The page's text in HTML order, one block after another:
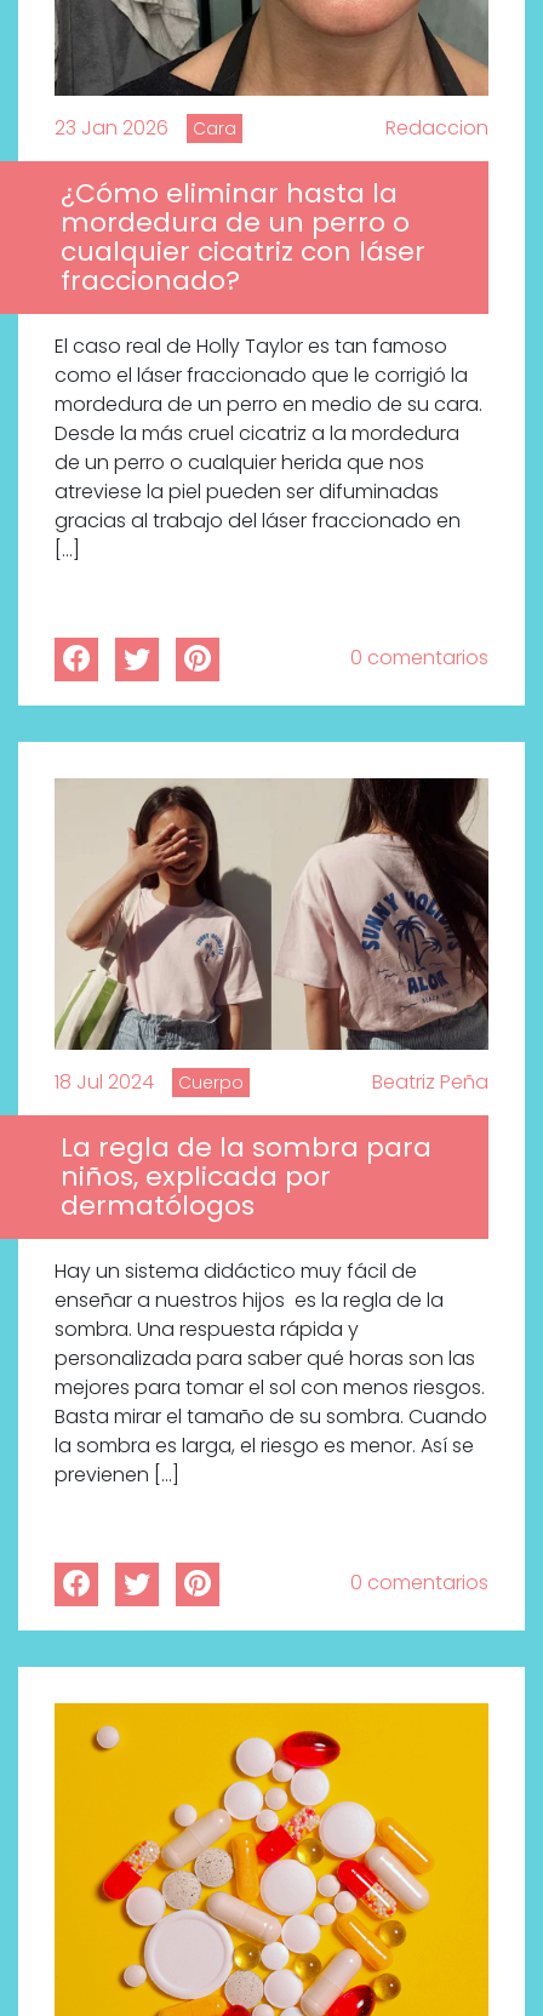
23 Jan 2026 Cara Redaccion
¿Cómo eliminar hasta la
mordedura de un perro o
cualquier cicatriz con láser
fraccionado?
El caso real de Holly Taylor es tan famoso
como el láser fraccionado que le corrigió la
mordedura de un perro en medio de su cara.
Desde la más cruel cicatriz a la mordedura
de un perro o cualquier herida que nos
atreviese la piel pueden ser difuminadas
gracias al trabajo del láser fraccionado en
[…]
0 comentarios
18 Jul 2024 Cuerpo Beatriz Peña
La regla de la sombra para
niños, explicada por
dermatólogos
Hay un sistema didáctico muy fácil de
enseñar a nuestros hijos es la regla de la
sombra. Una respuesta rápida y
personalizada para saber qué horas son las
mejores para tomar el sol con menos riesgos.
Basta mirar el tamaño de su sombra. Cuando
la sombra es larga, el riesgo es menor. Así se
previenen […]
0 comentarios